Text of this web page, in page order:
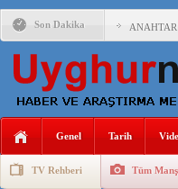
Son Dakika
ÇİN’İN
150
ÇİN’İN
Genel Tarih
TV Rehberi Tüm